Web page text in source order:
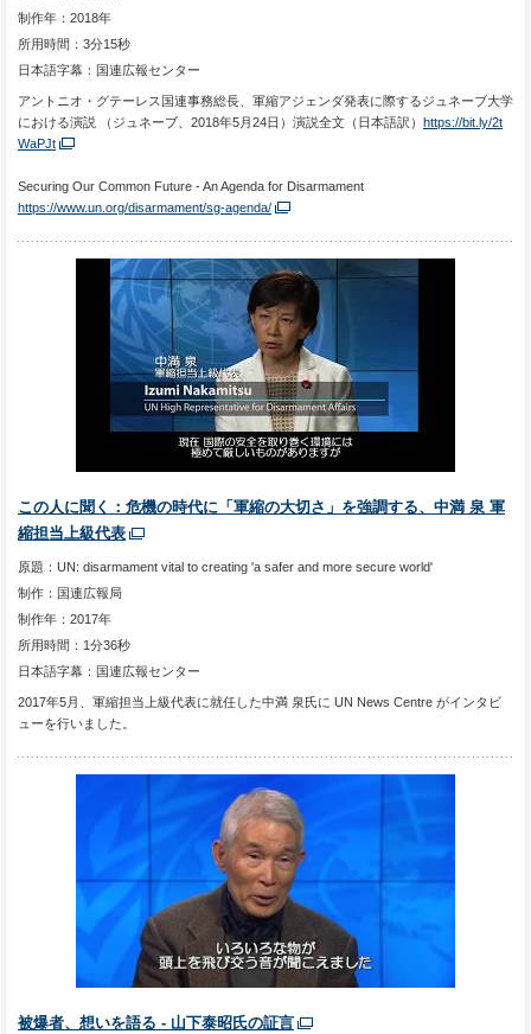
制作年：2018年
所用時間：3分15秒
日本語字幕：国連広報センター
アントニオ・グテーレス国連事務総長、軍縮アジェンダ発表に際するジュネーブ大学
における演説 （ジュネーブ、2018年5月24日）演説全文（日本語訳） https://bit.ly/2t
WaPJt
Securing Our Common Future - An Agenda for Disarmament
https://www.un.org/disarmament/sg-agenda/
この人に聞く：危機の時代に「軍縮の大切さ」を強調する、中満 泉 軍
縮担当上級代表
原題：UN: disarmament vital to creating 'a safer and more secure world'
制作：国連広報局
制作年：2017年
所用時間：1分36秒
日本語字幕：国連広報センター
2017年5月、軍縮担当上級代表に就任した中満 泉氏に UN News Centre がインタビ
ューを行いました。
被爆者、想いを語る - 山下泰昭氏の証言